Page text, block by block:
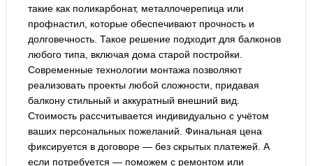
такие как поликарбонат, металлочерепица или
профнастил, которые обеспечивают прочность и
долговечность. Такое решение подходит для балконов
любого типа, включая дома старой постройки.
Современные технологии монтажа позволяют
реализовать проекты любой сложности, придавая
балкону стильный и аккуратный внешний вид.
Стоимость рассчитывается индивидуально с учётом
ваших персональных пожеланий. Финальная цена
фиксируется в договоре — без скрытых платежей. А
если потребуется — поможем с ремонтом или